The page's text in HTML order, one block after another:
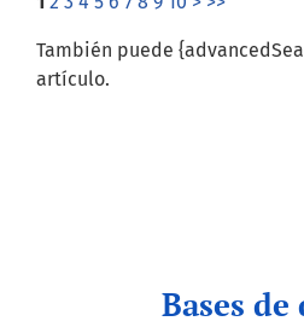
También puede
artículo.
Bases de